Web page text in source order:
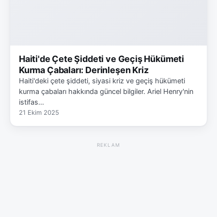
Haiti'de Çete Şiddeti ve Geçiş Hükümeti
Kurma Çabaları: Derinleşen Kriz
Haiti'deki çete şiddeti, siyasi kriz ve geçiş hükümeti
kurma çabaları hakkında güncel bilgiler. Ariel Henry'nin
istifas…
21 Ekim 2025
REKLAM